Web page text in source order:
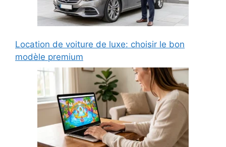
Location de voiture de luxe: choisir le bon
modèle premium